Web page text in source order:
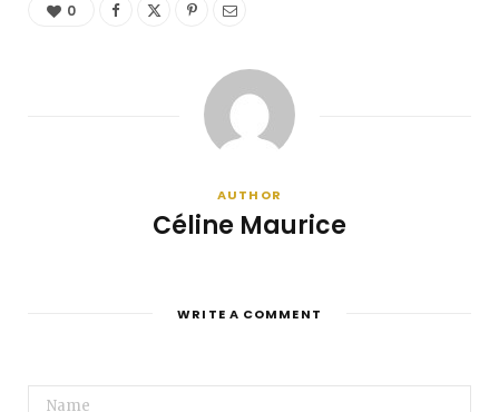
0
AUTHOR
Céline Maurice
WRITE A COMMENT